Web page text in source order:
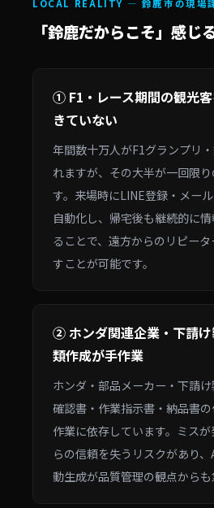
LOCAL REALITY — 鈴鹿市の現場
「鈴鹿だからこそ」感じ
① F1・レース期間の観光
きていない
年間数十万人がF1グランプリ
れますが、その大半が一回限
す。来場時にLINE登録・メー
自動化し、帰宅後も継続的に
ることで、遠方からのリピー
すことが可能です。
② ホンダ関連企業・下請
類作成が手作業
ホンダ・部品メーカー・下請
確認書・作業指示書・納品書
作業に依存しています。ミス
らの信頼を失うリスクがあり
動生成が品質管理の観点からも